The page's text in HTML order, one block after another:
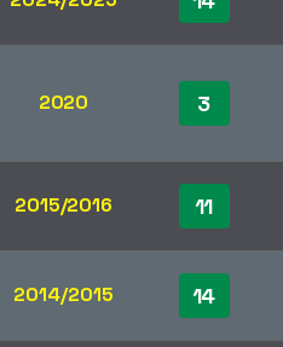
2020 3
2015/2016 11
2014/2015 14